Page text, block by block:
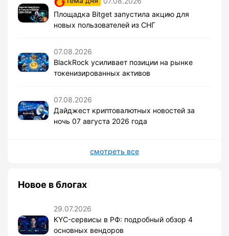
Площадка Bitget запустила акцию для
новых пользователей из СНГ
07.08.2026
BlackRock усиливает позиции на рынке
токенизированных активов
07.08.2026
Дайджест криптовалютных новостей за
ночь 07 августа 2026 года
смотреть все
Новое в блогах
29.07.2026
KYC-сервисы в РФ: подробный обзор 4
основных вендоров